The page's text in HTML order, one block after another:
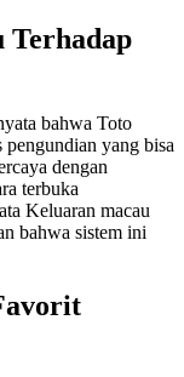
Terhadap
bahwa Toto
yang bisa
dengan
terbuka
Keluaran macau
bahwa sistem ini